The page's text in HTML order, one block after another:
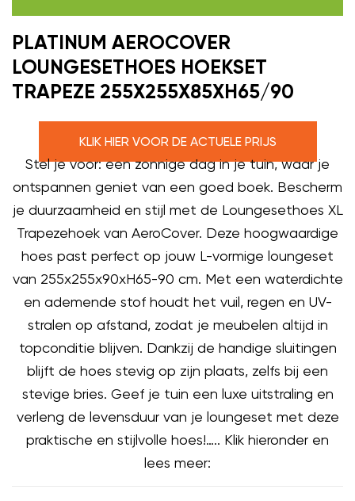
PLATINUM AEROCOVER
LOUNGESETHOES HOEKSET
TRAPEZE 255X255X85XH65/90
KLIK HIER VOOR DE ACTUELE PRIJS
Stel je voor: een zonnige dag in je tuin, waar je
ontspannen geniet van een goed boek. Bescherm
je duurzaamheid en stijl met de Loungesethoes XL
Trapezehoek van AeroCover. Deze hoogwaardige
hoes past perfect op jouw L-vormige loungeset
van 255x255x90xH65-90 cm. Met een waterdichte
en ademende stof houdt het vuil, regen en UV-
stralen op afstand, zodat je meubelen altijd in
topconditie blijven. Dankzij de handige sluitingen
blijft de hoes stevig op zijn plaats, zelfs bij een
stevige bries. Geef je tuin een luxe uitstraling en
verleng de levensduur van je loungeset met deze
praktische en stijlvolle hoes!….. Klik hieronder en
lees meer: